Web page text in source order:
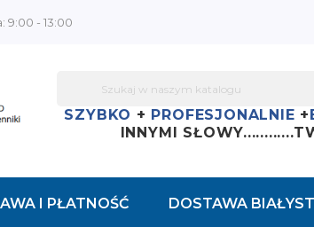
9:00 - 13:00
SZYBKO + PROFESJONALNIE +
INNYMI SŁOWY............
I PŁATNOŚĆ DOSTAWA